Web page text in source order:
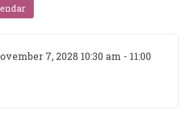
7, 2028 10:30 am - 11:00